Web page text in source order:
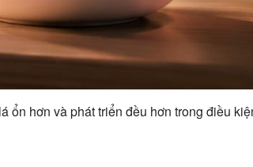
ổn hơn và phát triển đều hơn trong điều